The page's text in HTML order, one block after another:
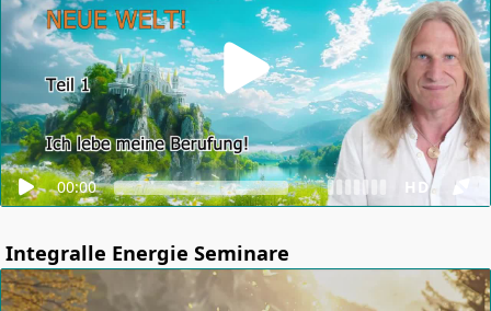
00:00 HD
Integralle Energie Seminare